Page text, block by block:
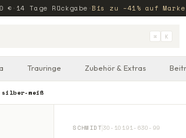
€ · 14 Tage Rückgabe ·Bis zu −41% auf
⌘ K
Trauringe Zubehör & Extras
silber-weiß
SCHMIDT 30-10191-630-99